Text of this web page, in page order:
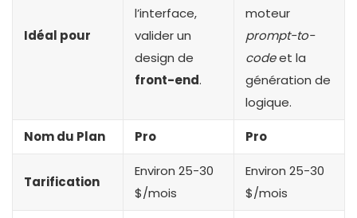
Idéal pour
l’interface,
valider un
design de
front-end.
moteur
prompt-to-
codeet la
génération de
logique.
Nom du Plan Pro Pro
Tarification
Environ 25-30
$/mois
Environ 25-30
$/mois